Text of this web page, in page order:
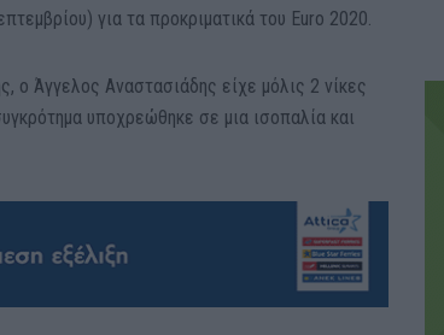
για τα προκριματικά του Euro 2020.
ο Άγγελος Αναστασιάδης είχε μόλις 2 νίκες
υποχρεώθηκε σε μια ισοπαλία και